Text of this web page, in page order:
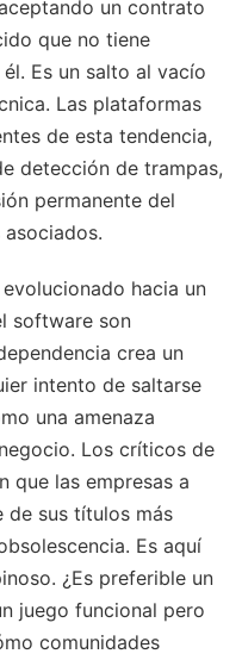
un contrato
que no tiene
Es un salto al vacío
Las plataformas
de esta tendencia,
detección de trampas,
permanente del
hacia un
software son
crea un
intento de saltarse
una amenaza
Los críticos de
que las empresas a
de sus títulos más
Es aquí
¿Es preferible un
juego funcional pero
comunidades